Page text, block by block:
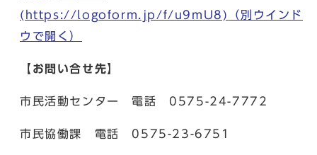
(https://logoform.jp/f/u9mU8)
（別ウインド
ウで開く）
【お問い合せ先】
市民活動センター 電話 0575-24-7772
市民協働課 電話 0575-23-6751